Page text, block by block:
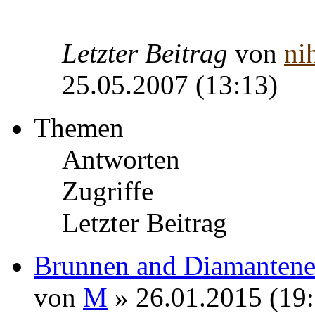
Letzter Beitrag von
25.05.2007 (13:13)
Themen
Antworten
Zugriffe
Letzter Beitrag
Brunnen and
von M » 26.01.2015